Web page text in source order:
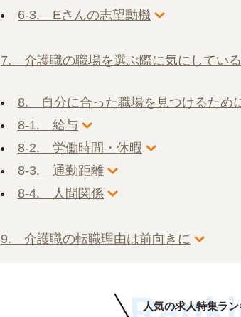
6-3. Eさんの志望動機
7. 介護職の職場を選ぶ際に気にしてい
8. 自分に合った職場を見つけるため
8-1. 給与
8-2. 労働時間・休暇
8-3. 通勤距離
8-4. 人間関係
9. 介護職の転職理由は前向きに
人気の求人特集ラ